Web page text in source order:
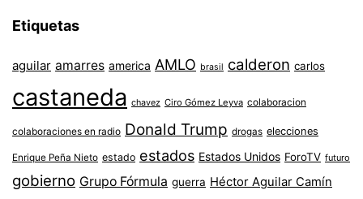
Etiquetas
aguilar amarres america AMLO brasil calderon carlos
castaneda chavez Ciro Gómez Leyva colaboracion
colaboraciones en radio Donald Trump drogas elecciones
Enrique Peña Nieto estado estados Estados Unidos ForoTV futuro
gobierno Grupo Fórmula guerra Héctor Aguilar Camín